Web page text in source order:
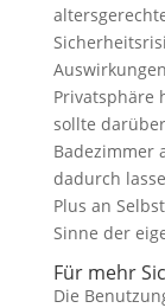
Privatsphäre
sollte
Badezimmer
dadurch
Plus an
Sinne der
Für mehr
Die